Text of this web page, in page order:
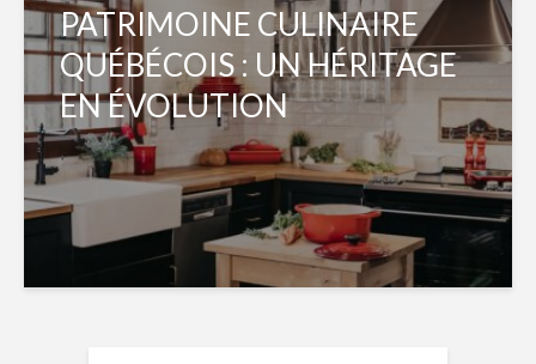
PATRIMOINE CULINAIRE
QUÉBÉCOIS : UN HÉRITAGE
EN ÉVOLUTION